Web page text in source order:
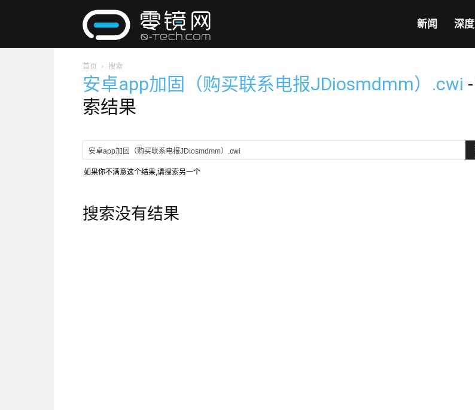
新闻 深度
首页 搜索
安卓app加固（购买联系电报JDiosmdmm）.cwi -
索结果
如果你不满意这个结果,请搜索另一个
搜索没有结果